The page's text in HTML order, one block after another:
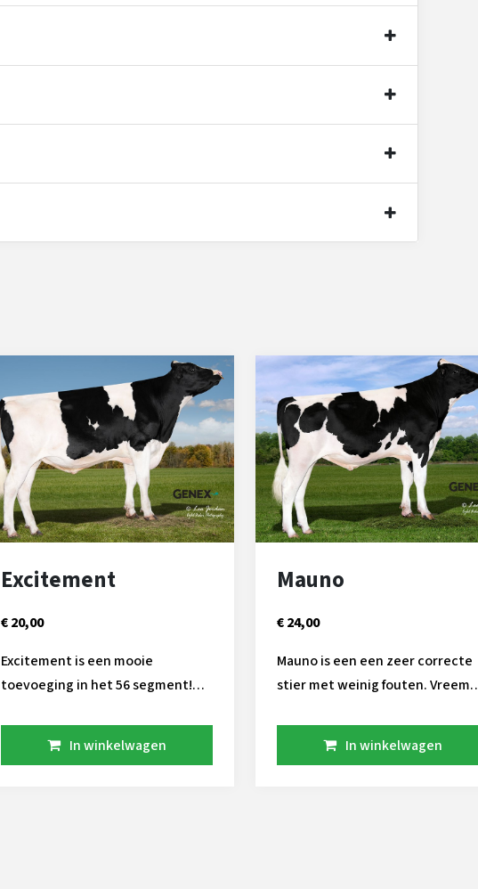
Excitement
€ 20,00
Excitement is een mooie
toevoeging in het 56 segment!
goede levensduur in combinatie
In winkelwagen
Mauno
€ 24,00
Mauno is een een zeer correcte
stier met weinig fouten. Vreemd
pinkenstier veel mogelijkheden.
In winkelwagen